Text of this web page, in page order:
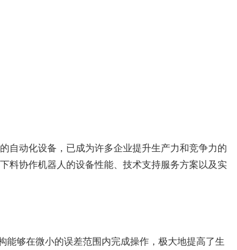
自动化设备，已成为许多企业提升生产力和竞争力的
料协作机器人的设备性能、技术支持服务方案以及实
够在微小的误差范围内完成操作，极大地提高了生